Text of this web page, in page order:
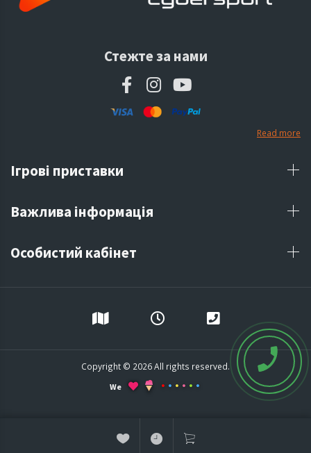
Стежте за нами
Read more
Ігрові приставки
Важлива інформація
Особистий кабінет
Copyright © 2026 All rights reserved.
We